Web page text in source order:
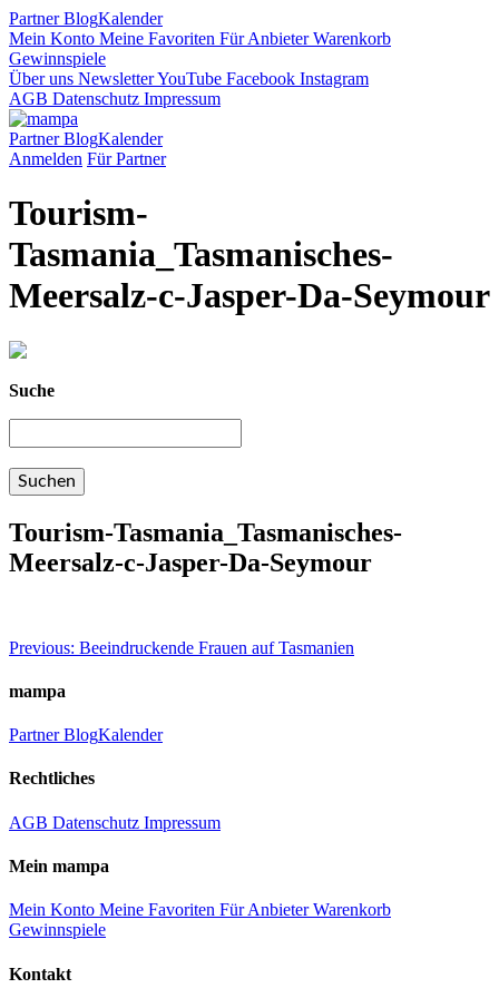
PartnerBlogKalender
Mein Konto Meine Favoriten Für AnbieterWarenkorb
Gewinnspiele
Über uns NewsletterYouTube Facebook Instagram
AGB Datenschutz Impressum
PartnerBlogKalender
Anmelden Für Partner
Tourism-
Tasmania_Tasmanisches-
Meersalz-c-Jasper-Da-Seymour
Suche
Tourism-Tasmania_Tasmanisches-
Meersalz-c-Jasper-Da-Seymour
Beitragsnavigation
Previous: Beeindruckende Frauen auf Tasmanien
mampa
PartnerBlogKalender
Rechtliches
AGB Datenschutz Impressum
Mein mampa
Mein Konto Meine Favoriten Für AnbieterWarenkorb
Gewinnspiele
Kontakt